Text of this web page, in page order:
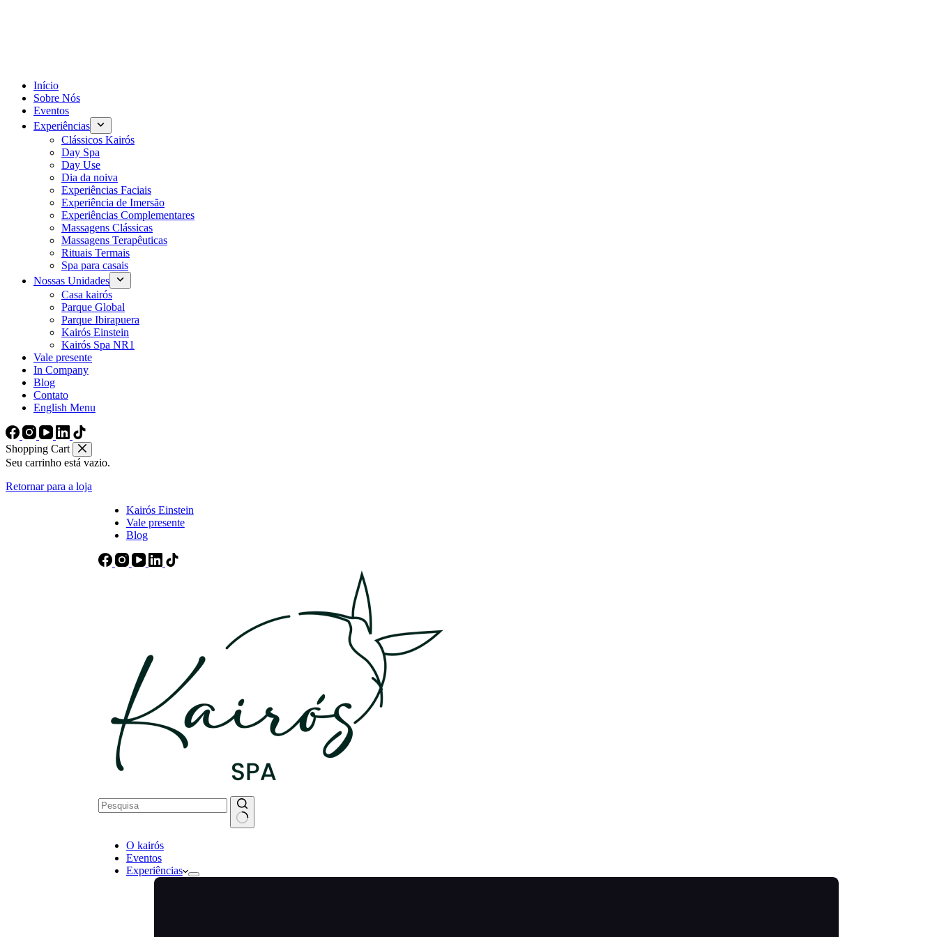
Início
Sobre Nós
Eventos
Experiências
Clássicos Kairós
Day Spa
Day Use
Dia da noiva
Experiências Faciais
Experiência de Imersão
Experiências Complementares
Massagens Clássicas
Massagens Terapêuticas
Rituais Termais
Spa para casais
Nossas Unidades
Casa kairós
Parque Global
Parque Ibirapuera
Kairós Einstein
Kairós Spa NR1
Vale presente
In Company
Blog
Contato
English Menu
Shopping Cart
Seu carrinho está vazio.
Retornar para a loja
Kairós Einstein
Vale presente
Blog
resultadosO kairós
Eventos
Experiências